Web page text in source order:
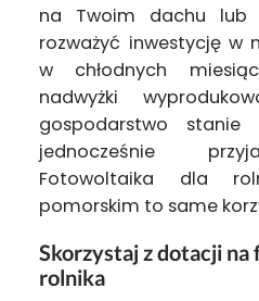
na Twoim dachu lub
rozważyć inwestycję w
w chłodnych
nadwyżki
gospodarstwo
jednocześnie
Fotowoltaika dla
pomorskim to same
Skorzystaj z dotacji
rolnika